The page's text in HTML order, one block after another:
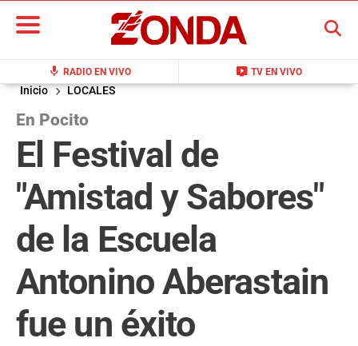
mic RADIO EN VIVO live_tv TV EN VIVO
BUSCAR
Inicio LOCALES
En Pocito
El Festival de
"Amistad y Sabores"
de la Escuela
Antonino Aberastain
fue un éxito